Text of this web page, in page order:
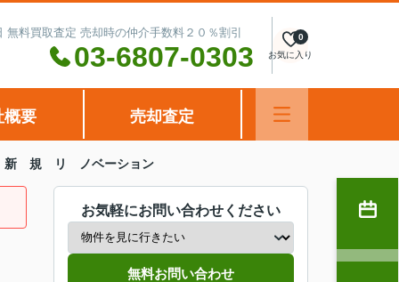
料買取査定 売却時の仲介手数料２０％割引
03-6807-0303 お気に入り
0
概要 売却査定
新 規 リ ノベーション
お気軽にお問い合わせください
無料お問い合わせ